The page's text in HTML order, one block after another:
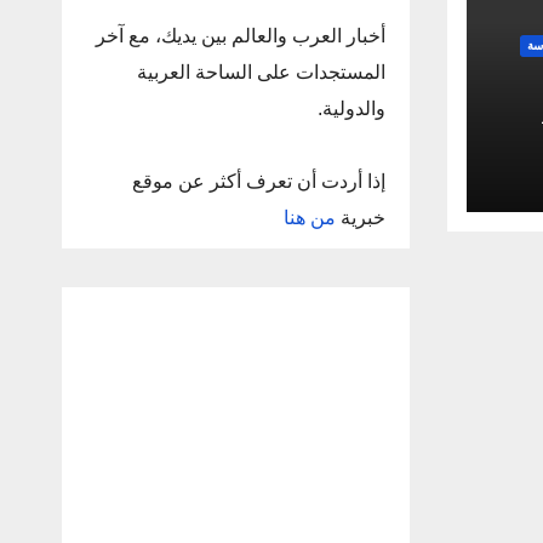
أخبار العرب والعالم بين يديك، مع آخر
المستجدات على الساحة العربية
والدولية.
إذا أردت أن تعرف أكثر عن موقع
خبرية من هنا